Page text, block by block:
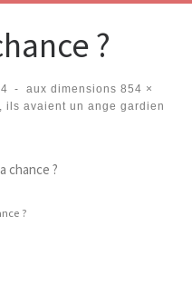
?
- aux dimensions 854 ×
ils avaient un ange gardien
images
?